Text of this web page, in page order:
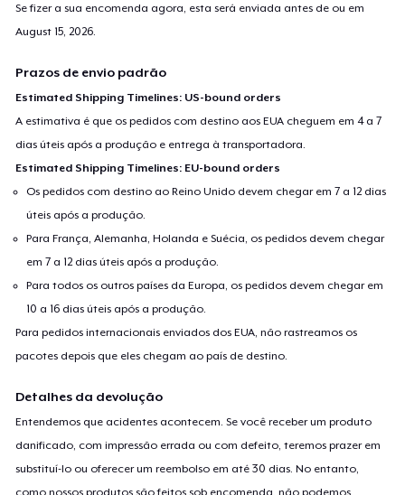
Se fizer a sua encomenda agora, esta será enviada antes de ou em
August 15, 2026
Prazos de envio padrão
Estimated Shipping Timelines: US-bound orders
A estimativa é que os pedidos com destino aos EUA cheguem em 4 a 7
dias úteis após a produção e entrega à transportadora.
Estimated Shipping Timelines: EU-bound orders
Os pedidos com destino ao Reino Unido devem chegar em 7 a 12 dias
úteis após a produção.
Para França, Alemanha, Holanda e Suécia, os pedidos devem chegar
em 7 a 12 dias úteis após a produção.
Para todos os outros países da Europa, os pedidos devem chegar em
10 a 16 dias úteis após a produção.
Para pedidos internacionais enviados dos EUA, não rastreamos os
pacotes depois que eles chegam ao país de destino.
Detalhes da devolução
Entendemos que acidentes acontecem. Se você receber um produto
danificado, com impressão errada ou com defeito, teremos prazer em
substituí-lo ou oferecer um reembolso em até 30 dias. No entanto,
como nossos produtos são feitos sob encomenda, não podemos